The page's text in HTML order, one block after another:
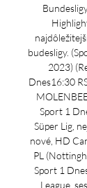
budesligy.
2023)
Dnes16:30
Sport 1
Süper Lig,
nové, HD
PL
Sport 1
League,